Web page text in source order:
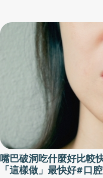
嘴巴破洞吃什麼好比較
「這樣做」最快好#口